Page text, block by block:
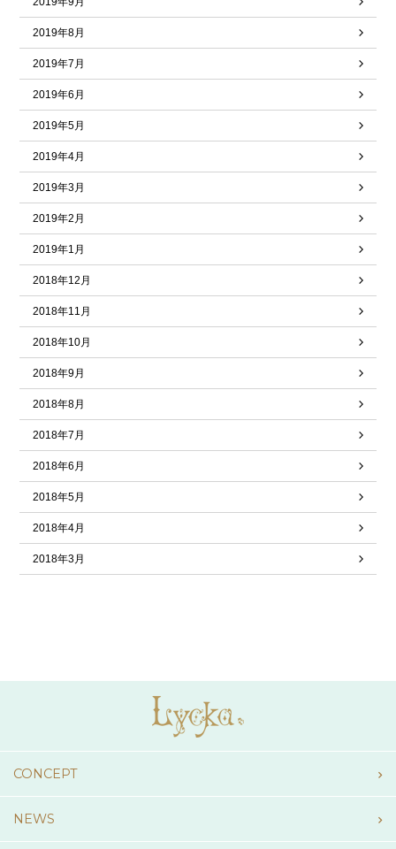
2019年8月
2019年7月
2019年6月
2019年5月
2019年4月
2019年3月
2019年2月
2019年1月
2018年12月
2018年11月
2018年10月
2018年9月
2018年8月
2018年7月
2018年6月
2018年5月
2018年4月
2018年3月
CONCEPT
NEWS